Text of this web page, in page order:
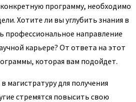
программу, необходимо
Хотите ли вы углубить знания в
профессиональное направление
карьере? От ответа на этот
которая вам подойдет.
магистратуру для получения
стремятся повысить свою